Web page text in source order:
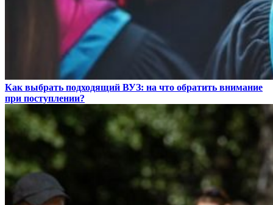
Как выбрать подходящий ВУЗ: на что обратить внимание
при поступлении?